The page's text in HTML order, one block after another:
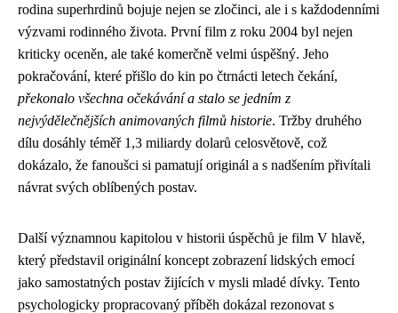
rodina superhrdinů bojuje nejen se zločinci, ale i s každodenními
výzvami rodinného života. První film z roku 2004 byl nejen
kriticky oceněn, ale také komerčně velmi úspěšný. Jeho
pokračování, které přišlo do kin po čtrnácti letech čekání,
překonalo všechna očekávání a stalo se jedním z
nejvýdělečnějších animovaných filmů historie. Tržby druhého
dílu dosáhly téměř 1,3 miliardy dolarů celosvětově, což
dokázalo, že fanoušci si pamatují originál a s nadšením přivítali
návrat svých oblíbených postav.
Další významnou kapitolou v historii úspěchů je film V hlavě,
který představil originální koncept zobrazení lidských emocí
jako samostatných postav žijících v mysli mladé dívky. Tento
psychologicky propracovaný příběh dokázal rezonovat s